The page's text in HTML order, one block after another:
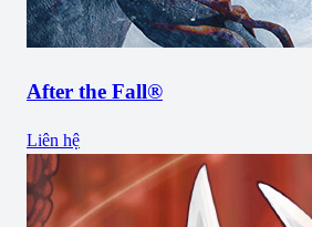
After the Fall®
Liên hệ